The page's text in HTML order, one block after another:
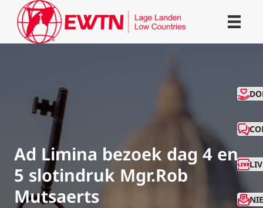
Ad Limina bezoek dag 4 en
5 slotindruk Mgr.Rob
Mutsaerts